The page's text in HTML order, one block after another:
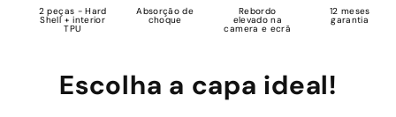
2 peças - Hard
Shell + interior
TPU
Absorção de
choque
Rebordo
elevado na
camera e ecrã
12 meses
garantia
Escolha a capa ideal!